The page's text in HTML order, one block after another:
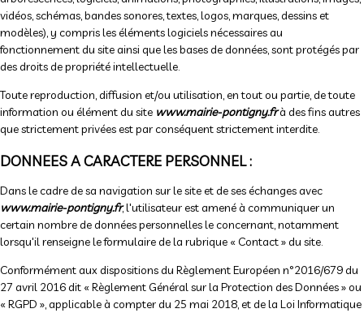
vidéos, schémas, bandes sonores, textes, logos, marques, dessins et
modèles), y compris les éléments logiciels nécessaires au
fonctionnement du site ainsi que les bases de données, sont protégés par
des droits de propriété intellectuelle.
Toute reproduction, diffusion et/ou utilisation, en tout ou partie, de toute
information ou élément du site www.mairie-pontigny.frà des fins autres
que strictement privées est par conséquent strictement interdite.
DONNEES A CARACTERE PERSONNEL :
Dans le cadre de sa navigation sur le site et de ses échanges avec
www.mairie-pontigny.fr, l'utilisateur est amené à communiquer un
certain nombre de données personnelles le concernant, notamment
lorsqu'il renseigne le formulaire de la rubrique « Contact » du site.
Conformément aux dispositions du Règlement Européen n°2016/679 du
27 avril 2016 dit « Règlement Général sur la Protection des Données » ou
« RGPD », applicable à compter du 25 mai 2018, et de la Loi Informatique